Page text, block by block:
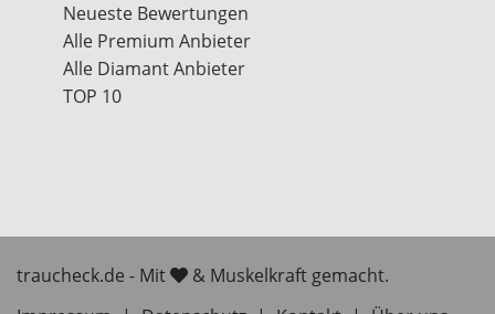
Neueste Bewertungen
Alle Premium Anbieter
Alle Diamant Anbieter
TOP 10
traucheck.de - Mit
& Muskelkraft gemacht.